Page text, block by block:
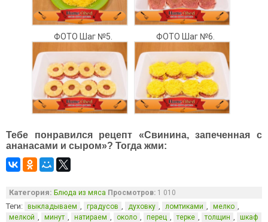
ФОТО Шаг №5. ФОТО Шаг №6.
Тебе понравился рецепт «Свинина, запеченная с
ананасами и сыром»? Тогда жми:
Категория: Блюда из мяса Просмотров: 1 010
Теги: выкладываем градусов духовку ломтиками мелко
мелкой минут натираем около перец терке толщин шкаф